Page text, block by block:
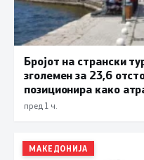
Бројот на странски
зголемен за 23,6
позиционира како
дестинација
пред 1 ч.
МАКЕДОНИЈА